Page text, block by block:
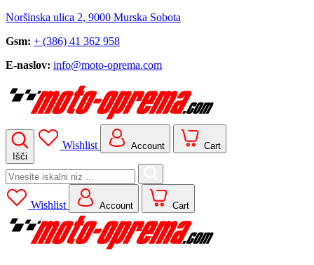
Noršinska ulica 2, 9000 Murska Sobota
Gsm: + (386) 41 362 958
E-naslov: info@moto-oprema.com
Išči
Wishlist Account Cart
Search
for:
Wishlist
Account Cart